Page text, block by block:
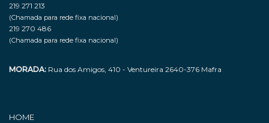
219 271 213
(Chamada para rede fixa nacional)
219 270 486
(Chamada para rede fixa nacional)
MORADA: Rua dos Amigos, 410 - Ventureira 2640-376 Mafra
HOME